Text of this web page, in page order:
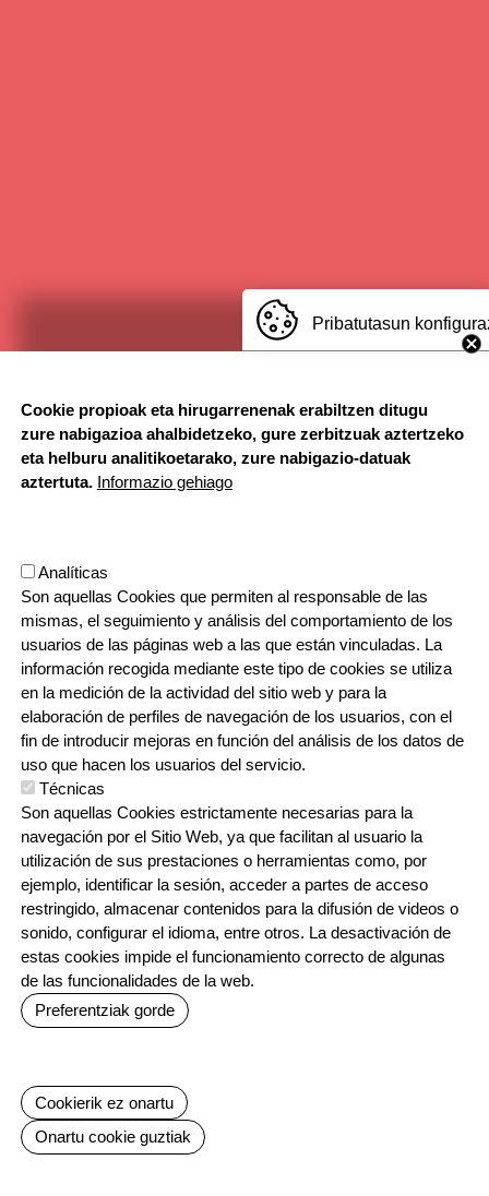
LH
2025-2026
2026-07-02
Zarautz
GEHIAGO IRAKURRI
Pribatutasun
Cookie propioak eta hirugarrenenak erabiltzen ditugu
zure nabigazioa ahalbidetzeko, gure zerbitzuak aztertzeko
eta helburu analitikoetarako, zure nabigazio-datuak
aztertuta. Informazio gehiago
Analíticas
Son aquellas Cookies que permiten al responsable de las
mismas, el seguimiento y análisis del comportamiento de los
usuarios de las páginas web a las que están vinculadas. La
información recogida mediante este tipo de cookies se utiliza
en la medición de la actividad del sitio web y para la
elaboración de perfiles de navegación de los usuarios, con el
fin de introducir mejoras en función del análisis de los datos de
uso que hacen los usuarios del servicio.
Técnicas
Son aquellas Cookies estrictamente necesarias para la
navegación por el Sitio Web, ya que facilitan al usuario la
utilización de sus prestaciones o herramientas como, por
ejemplo, identificar la sesión, acceder a partes de acceso
restringido, almacenar contenidos para la difusión de videos o
sonido, configurar el idioma, entre otros. La desactivación de
estas cookies impide el funcionamiento correcto de algunas
de las funcionalidades de la web.
Preferentziak gorde
Cookierik ez onartu
Onartu cookie guztiak
Baimenak ezeztatu